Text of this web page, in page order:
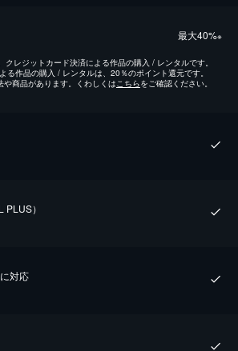
最⼤40%※
レジットカード決済による作品の購入 / レンタルです。
る作品の購入 / レンタルは、20％のポイント還元です。
商品があります。くわしくはこちらをご確認ください。
PLUS）
対応